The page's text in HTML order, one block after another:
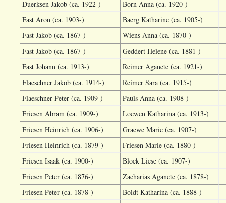
Duerksen Jakob (ca. 1922-)
Born Anna (ca. 1920-)
Fast Aron (ca. 1903-)
Baerg Katharine (ca. 1905-)
Fast Jakob (ca. 1867-)
Wiens Anna (ca. 1870-)
Fast Jakob (ca. 1867-)
Geddert Helene (ca. 1881-)
Fast Johann (ca. 1913-)
Reimer Aganete (ca. 1921-)
Flaeschner Jakob (ca. 1914-)
Reimer Sara (ca. 1915-)
Flaeschner Peter (ca. 1909-)
Pauls Anna (ca. 1908-)
Friesen Abram (ca. 1909-)
Loewen Katharina (ca. 1913-)
Friesen Heinrich (ca. 1906-)
Graewe Marie (ca. 1907-)
Friesen Heinrich (ca. 1879-)
Friesen Marie (ca. 1880-)
Friesen Isaak (ca. 1900-)
Block Liese (ca. 1907-)
Friesen Peter (ca. 1876-)
Zacharias Aganete (ca. 1878-)
Friesen Peter (ca. 1878-)
Boldt Katharina (ca. 1888-)